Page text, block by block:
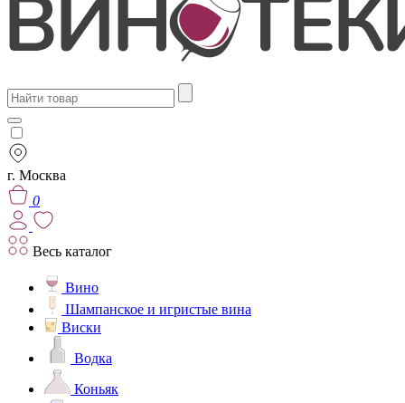
г. Москва
0
Весь каталог
Вино
Шампанское и игристые вина
Виски
Водка
Коньяк